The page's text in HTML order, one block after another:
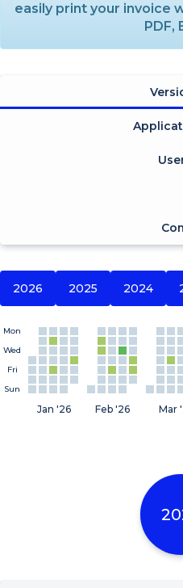
easily print your invoice
PDF,
2026 2025 2024
Mon
Wed
Fri
Sun
Jan '26 Feb '26 Mar